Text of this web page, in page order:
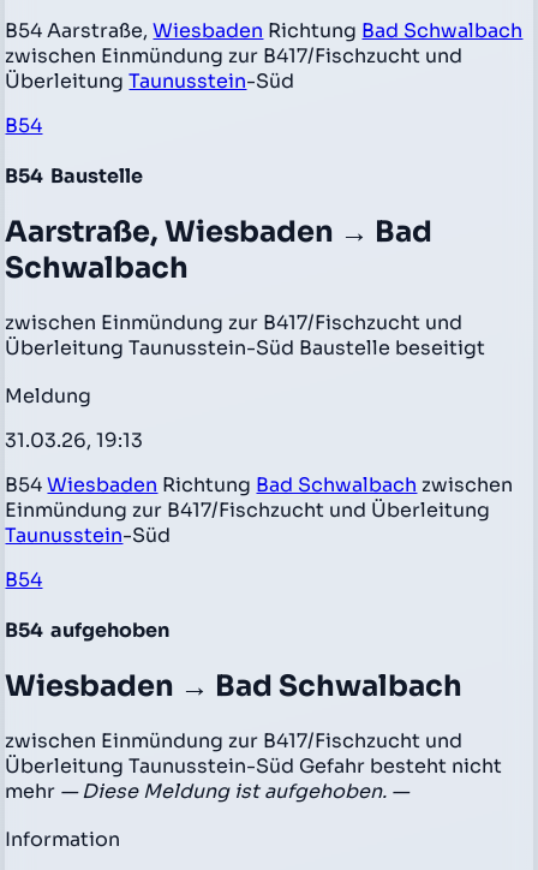
B54 Aarstraße,Wiesbaden Richtung Bad Schwalbach
zwischen Einmündung zur B417/Fischzucht und
ÜberleitungTaunusstein-Süd
B54
B54 Baustelle
Aarstraße, Wiesbaden → Bad
Schwalbach
zwischen Einmündung zur B417/Fischzucht und
Überleitung Taunusstein-Süd Baustelle beseitigt
Meldung
31.03.26, 19:13
B54Wiesbaden Richtung Bad Schwalbach zwischen
Einmündung zur B417/Fischzucht und Überleitung
Taunusstein-Süd
B54
B54 aufgehoben
Wiesbaden → Bad Schwalbach
zwischen Einmündung zur B417/Fischzucht und
Überleitung Taunusstein-Süd Gefahr besteht nicht
mehr — Diese Meldung ist aufgehoben. —
Information